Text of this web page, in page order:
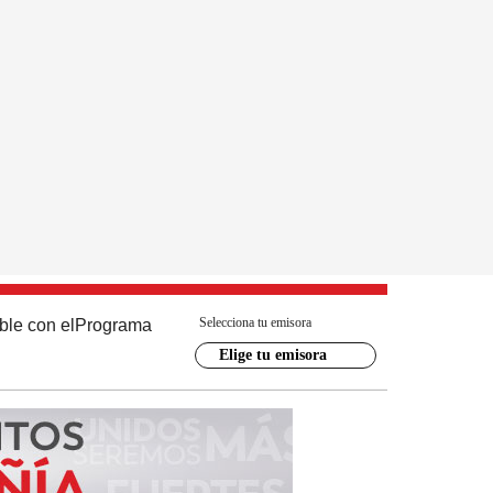
con el Programa Selecciona tu emisora
Elige tu emisora